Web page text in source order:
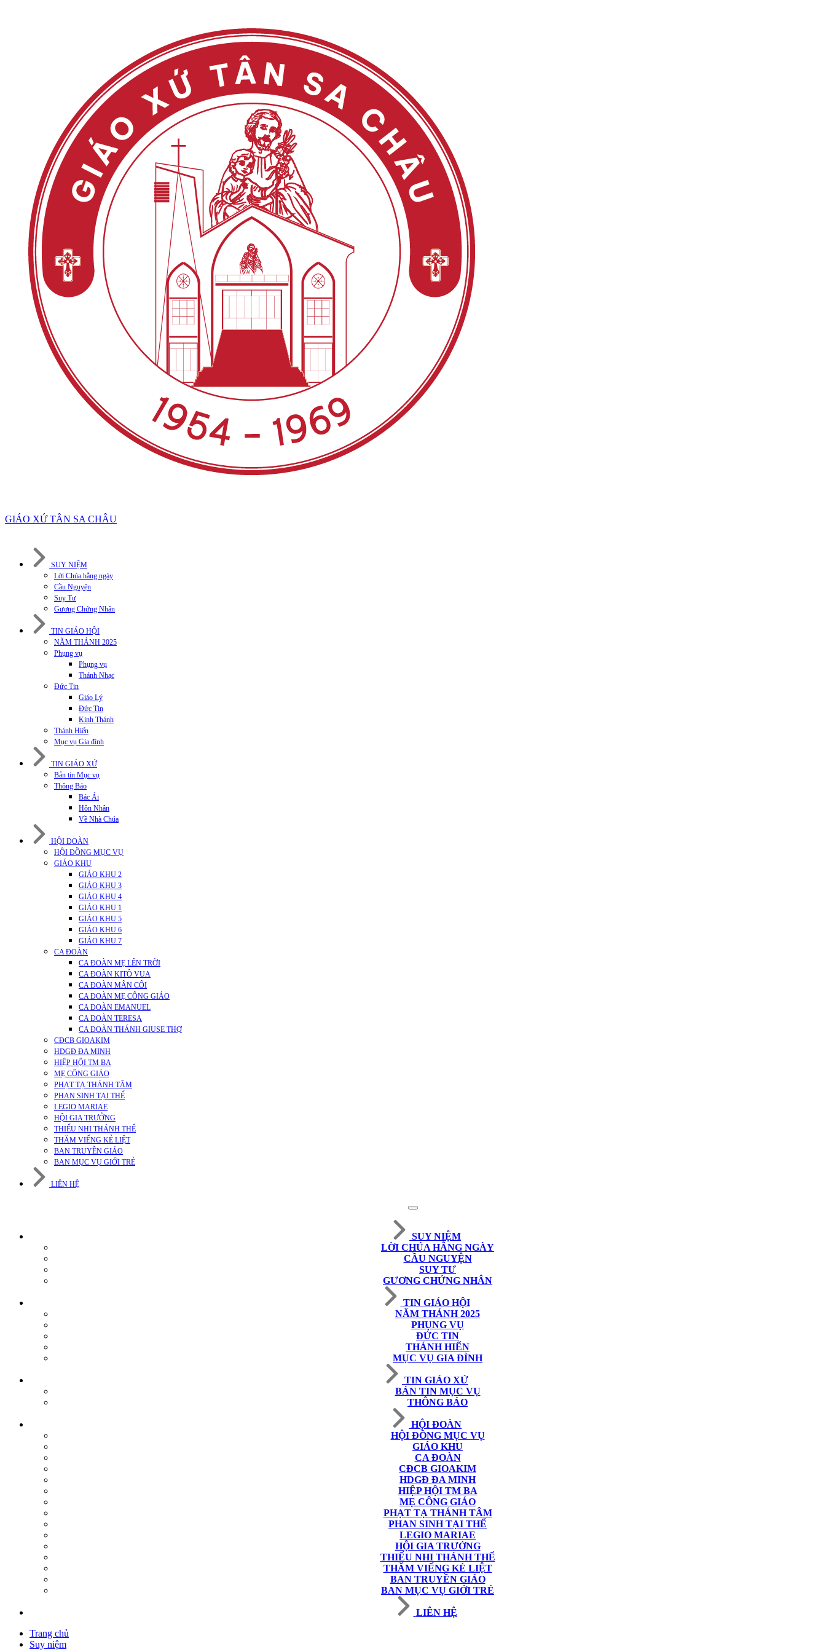
GIÁO XỨ TÂN SA CHÂU
SUY NIỆM
Lời Chúa hằng ngày
Cầu Nguyện
Suy Tư
Gương Chứng Nhân
TIN GIÁO HỘI
NĂM THÁNH 2025
Phụng vụ
Phụng vụ
Thánh Nhạc
Đức Tin
Giáo Lý
Đức Tin
Kinh Thánh
Thánh Hiến
Mục vụ Gia đình
TIN GIÁO XỨ
Bản tin Mục vụ
Thông Báo
Bác Ái
Hôn Nhân
Về Nhà Chúa
HỘI ĐOÀN
HỘI ĐỒNG MỤC VỤ
GIÁO KHU
GIÁO KHU 2
GIÁO KHU 3
GIÁO KHU 4
GIÁO KHU 1
GIÁO KHU 5
GIÁO KHU 6
GIÁO KHU 7
CA ĐOÀN
CA ĐOÀN MẸ LÊN TRỜI
CA ĐOÀN KITÔ VUA
CA ĐOÀN MÂN CÔI
CA ĐOÀN MẸ CÔNG GIÁO
CA ĐOÀN EMANUEL
CA ĐOÀN TERESA
CA ĐOÀN THÁNH GIUSE THỢ
CĐCB GIOAKIM
HDGĐ ĐA MINH
HIỆP HỘI TM BA
MẸ CÔNG GIÁO
PHẠT TẠ THÁNH TÂM
PHAN SINH TẠI THẾ
LEGIO MARIAE
HỘI GIA TRƯỞNG
THIẾU NHI THÁNH THỂ
THĂM VIẾNG KẺ LIỆT
BAN TRUYỀN GIÁO
BAN MỤC VỤ GIỚI TRẺ
LIÊN HỆ
SUY NIỆM
LỜI CHÚA HẰNG NGÀY
CẦU NGUYỆN
SUY TƯ
GƯƠNG CHỨNG NHÂN
TIN GIÁO HỘI
NĂM THÁNH 2025
PHỤNG VỤ
ĐỨC TIN
THÁNH HIẾN
MỤC VỤ GIA ĐÌNH
TIN GIÁO XỨ
BẢN TIN MỤC VỤ
THÔNG BÁO
HỘI ĐOÀN
HỘI ĐỒNG MỤC VỤ
GIÁO KHU
CA ĐOÀN
CĐCB GIOAKIM
HDGĐ ĐA MINH
HIỆP HỘI TM BA
MẸ CÔNG GIÁO
PHẠT TẠ THÁNH TÂM
PHAN SINH TẠI THẾ
LEGIO MARIAE
HỘI GIA TRƯỞNG
THIẾU NHI THÁNH THỂ
THĂM VIẾNG KẺ LIỆT
BAN TRUYỀN GIÁO
BAN MỤC VỤ GIỚI TRẺ
LIÊN HỆ
Trang chủ
Suy niệm